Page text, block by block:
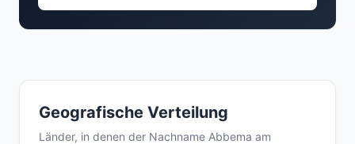
Geografische Verteilung
Länder, in denen der Nachname Abbema am